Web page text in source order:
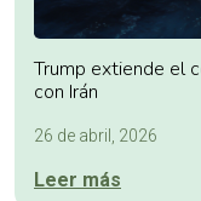
Trump extiende el
con Irán
26 de abril, 2026
Leer más